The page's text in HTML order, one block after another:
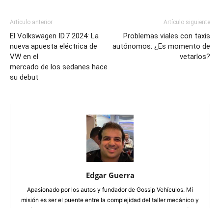
Artículo anterior
El Volkswagen ID.7 2024: La
nueva apuesta eléctrica de
VW en el
mercado de los sedanes hace
su debut
Artículo siguiente
Problemas viales con taxis
autónomos: ¿Es momento de
vetarlos?
Edgar Guerra
Apasionado por los autos y fundador de Gossip Vehículos. Mi
misión es ser el puente entre la complejidad del taller mecánico y